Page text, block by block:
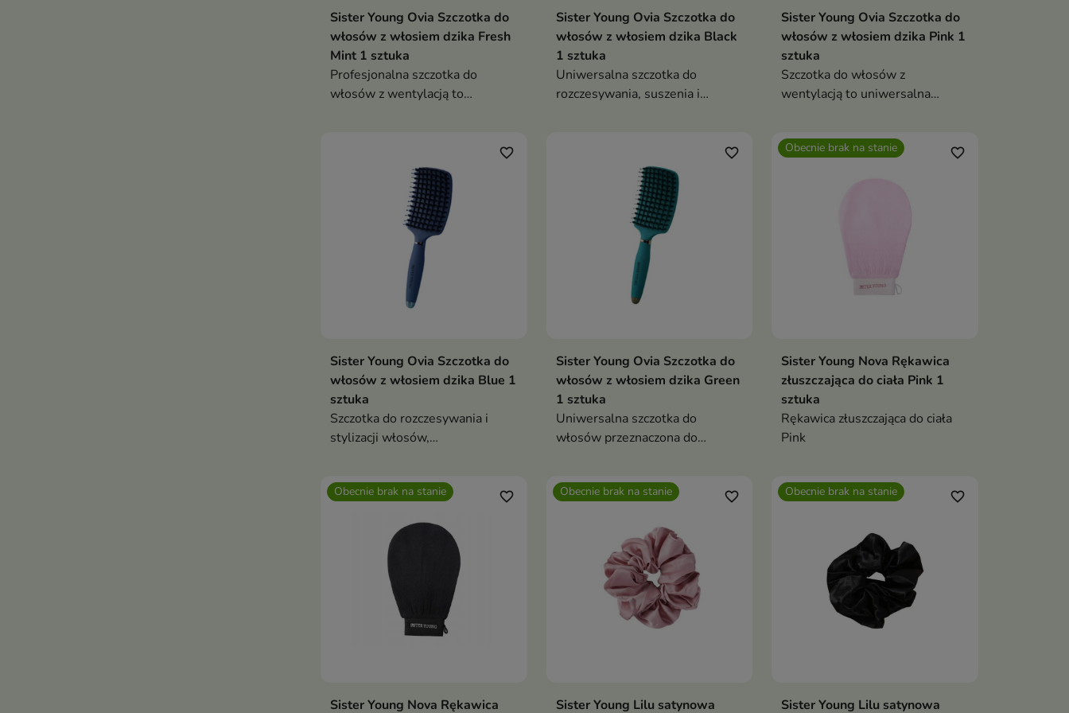
Sister Young Ovia Szczotka do
włosów z włosiem dzika Fresh
Mint 1 sztuka
Profesjonalna szczotka do
włosów z wentylacją to
Sister Young Ovia Szczotka do
włosów z włosiem dzika Black
1 sztuka
Uniwersalna szczotka do
rozczesywania, suszenia i
Sister Young Ovia Szczotka do
włosów z włosiem dzika Pink 1
sztuka
Szczotka do włosów z
wentylacją to uniwersalna
rodzajów włosów
favorite_border
Sister Young Ovia Szczotka do
włosów z włosiem dzika Blue 1
sztuka
Szczotka do rozczesywania i
stylizacji włosów,
favorite_border
Sister Young Ovia Szczotka do
włosów z włosiem dzika Green
1 sztuka
Uniwersalna szczotka do
włosów przeznaczona do
Obecnie brak na stanie favorite_border
Sister Young Nova Rękawica
złuszczająca do ciała Pink 1
sztuka
Rękawica złuszczająca do ciała
Pink
Obecnie brak na stanie favorite_border
Sister Young Nova Rękawica
Obecnie brak na stanie favorite_border
Sister Young Lilu satynowa
Obecnie brak na stanie favorite_border
Sister Young Lilu satynowa